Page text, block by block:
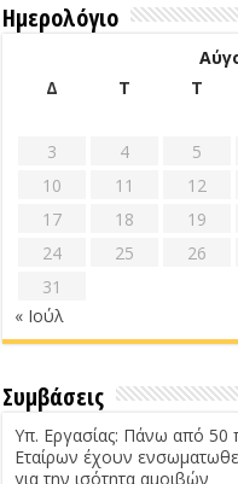
Ημερολόγιο
Δ
Τ Τ
3
4 5
10
11 12
17
18 19
24
25 26
31
« Ιούλ
Συμβάσεις
Υπ. Εργασίας: Πάνω από 50
Εταίρων έχουν
για την ισότητα αμοιβών